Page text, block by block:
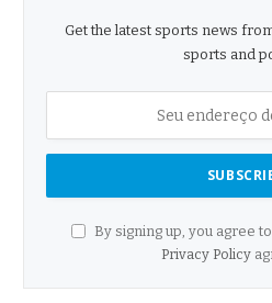
Get the latest sports news
sports and
By signing up, you agree
Privacy Policy